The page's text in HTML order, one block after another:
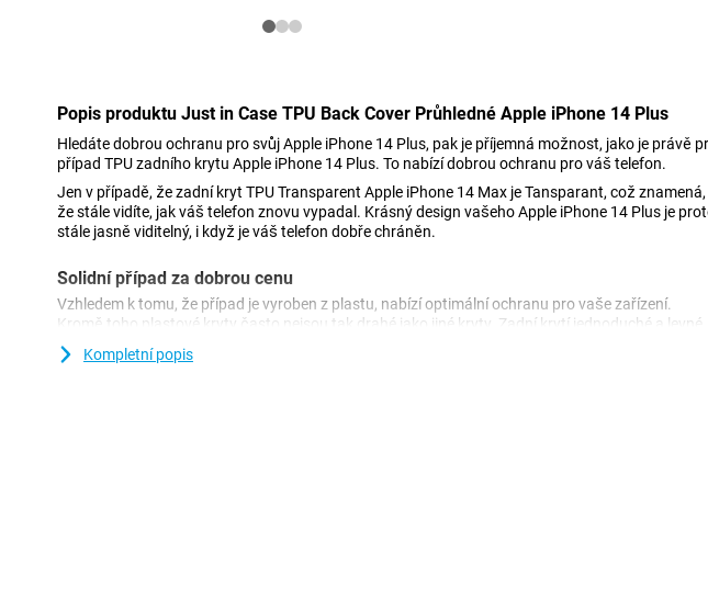
Popis produktu Just in Case TPU Back Cover Průhledné Apple iPhone 14 Plus
Hledáte dobrou ochranu pro svůj Apple iPhone 14 Plus, pak je příjemná možnost, jako je právě
případ TPU zadního krytu Apple iPhone 14 Plus. To nabízí dobrou ochranu pro váš telefon.
Jen v případě, že zadní kryt TPU Transparent Apple iPhone 14 Max je Tansparant, což znamená,
že stále vidíte, jak váš telefon znovu vypadal. Krásný design vašeho Apple iPhone 14 Plus je
stále jasně viditelný, i když je váš telefon dobře chráněn.
Solidní případ za dobrou cenu
Vzhledem k tomu, že případ je vyroben z plastu, nabízí optimální ochranu pro vaše zařízení.
Kromě toho plastové kryty často nejsou tak drahé jako jiné kryty. Zadní krytí jednoduché a levné
příslušenství pro ochranu telefonu. Zabráníte škrábancem a promáčkám po stranách a zadní
části telefonu. Tento obal Apple iPhone 14 Plus je vyroben z TPU: Jedná se o měkký, flexibilní
Kompletní popis